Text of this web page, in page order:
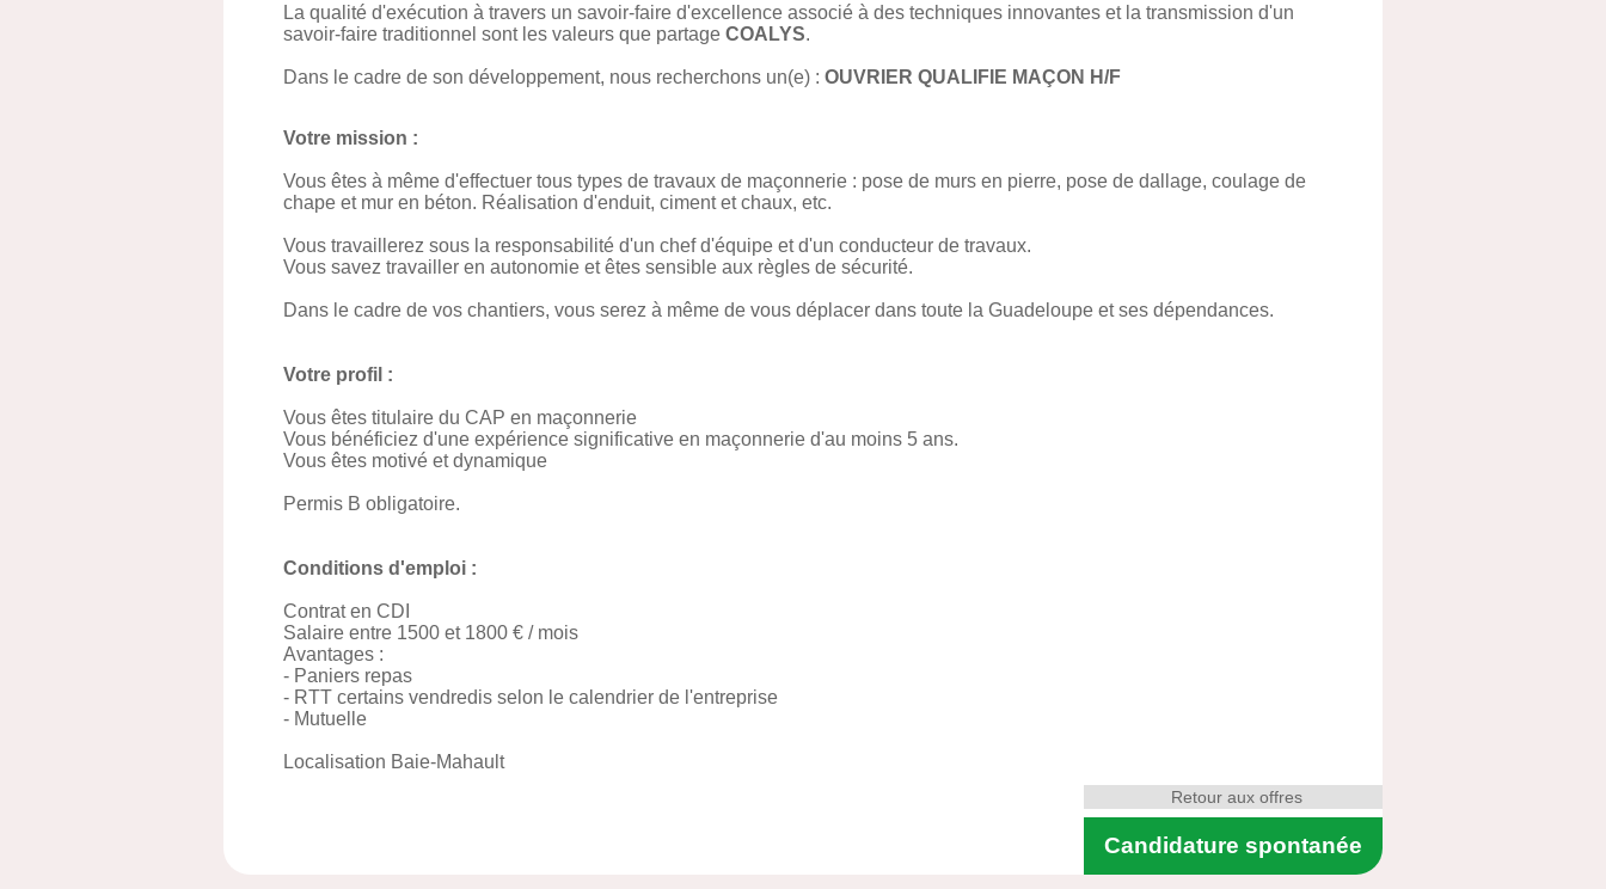
La qualité d'exécution à travers un savoir-faire d'excellence associé à des techniques innovantes et la transmission d'un
savoir-faire traditionnel sont les valeurs que partage COALYS.
Dans le cadre de son développement, nous recherchons un(e) : OUVRIER QUALIFIE MAÇON H/F
Votre mission :
Vous êtes à même d'effectuer tous types de travaux de maçonnerie : pose de murs en pierre, pose de dallage, coulage de
chape et mur en béton. Réalisation d'enduit, ciment et chaux, etc.
Vous travaillerez sous la responsabilité d'un chef d'équipe et d'un conducteur de travaux.
Vous savez travailler en autonomie et êtes sensible aux règles de sécurité.
Dans le cadre de vos chantiers, vous serez à même de vous déplacer dans toute la Guadeloupe et ses dépendances.
Votre profil :
Vous êtes titulaire du CAP en maçonnerie
Vous bénéficiez d'une expérience significative en maçonnerie d'au moins 5 ans.
Vous êtes motivé et dynamique
Permis B obligatoire.
Conditions d'emploi :
Contrat en CDI
Salaire entre 1500 et 1800 € / mois
Avantages :
- Paniers repas
- RTT certains vendredis selon le calendrier de l'entreprise
- Mutuelle
Localisation Baie-Mahault
Candidature spontanée
Retour aux offres